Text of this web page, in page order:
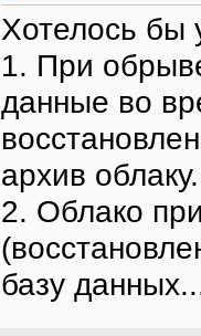
Хотелось бы
1. При
данные во
архив облаку.
2. Облако
базу